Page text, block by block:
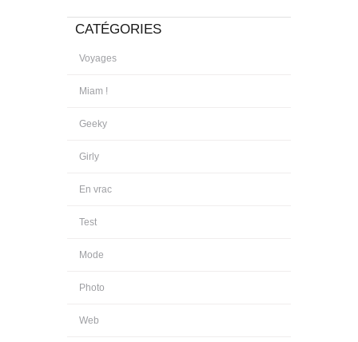
CATÉGORIES
Voyages
Miam !
Geeky
Girly
En vrac
Test
Mode
Photo
Web